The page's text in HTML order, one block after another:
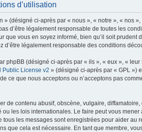
d’utilisation
» (désigné ci-après par « nous », « notre », « nos
d’être légalement responsable de toutes les
que vous en soyez informé, bien qu’il soit
d’être légalement responsable des conditions
phpBB (désigné ci-après par « ils », « eux », «
Public License v2 » (désigné ci-après par « GPL »)
ce que nous acceptons ou n’acceptons pas
de contenu abusif, obscène, vulgaire,
ou les lois internationales. Le faire peut vous
tous les messages sont enregistrées pour aider
que cela est nécessaire. En tant que membre,